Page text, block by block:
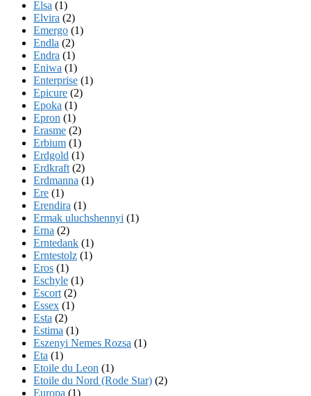
Elsa (1)
Elvira (2)
Emergo (1)
Endla (2)
Endra (1)
Eniwa (1)
Enterprise (1)
Epicure (2)
Epoka (1)
Epron (1)
Erasme (2)
Erbium (1)
Erdgold (1)
Erdkraft (2)
Erdmanna (1)
Ere (1)
Erendira (1)
Ermak uluchshennyi (1)
Erna (2)
Erntedank (1)
Erntestolz (1)
Eros (1)
Eschyle (1)
Escort (2)
Essex (1)
Esta (2)
Estima (1)
Eszenyi Nemes Rozsa (1)
Eta (1)
Etoile du Leon (1)
Etoile du Nord (Rode Star) (2)
Europa (1)